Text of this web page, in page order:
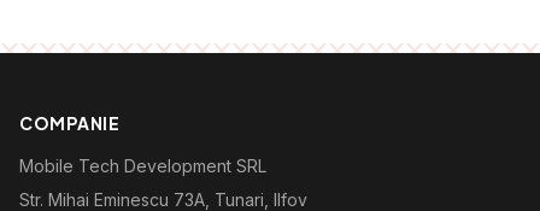
COMPANIE
Mobile Tech Development SRL
Str. Mihai Eminescu 73A, Tunari, Ilfov